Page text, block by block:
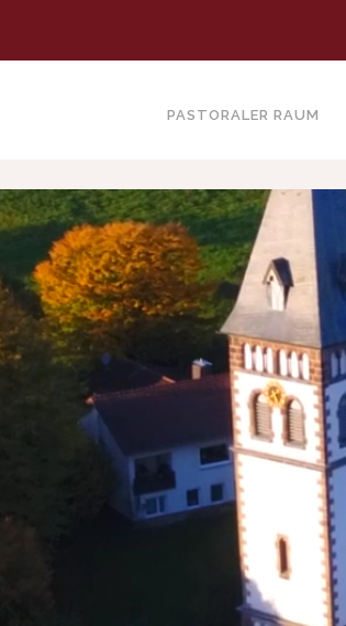
PASTORALER RAUM